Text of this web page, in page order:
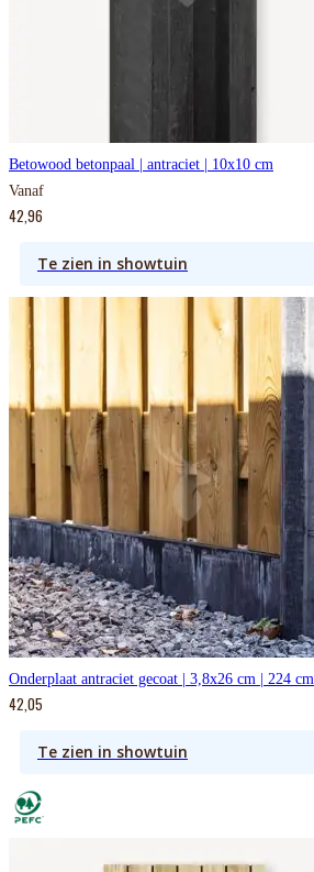
Betowood betonpaal | antraciet | 10x10 cm
Vanaf
42,96
Te zien in showtuin
Onderplaat antraciet gecoat | 3,8x26 cm | 224 cm
42,05
Te zien in showtuin